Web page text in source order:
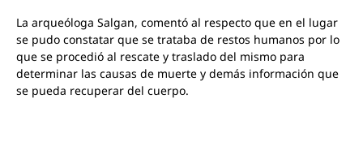
La arqueóloga Salgan, comentó al respecto que en el lugar
se pudo constatar que se trataba de restos humanos por lo
que se procedió al rescate y traslado del mismo para
determinar las causas de muerte y demás información que
se pueda recuperar del cuerpo.